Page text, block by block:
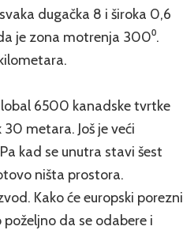
dugačka 8 i široka 0,6
je zona motrenja 300⁰.
6500 kanadske tvrtke
metara. Još je veći
kad se unutra stavi šest
ništa prostora.
Kako će europski porezni
da se odabere i